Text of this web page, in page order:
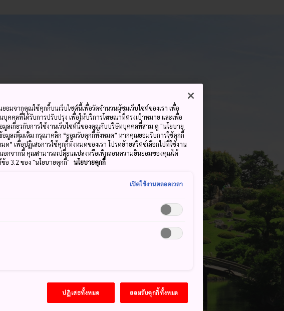
อมจากคุณใช้คุกกี้บนเว็บไซต์นี้เพื่อวัดจำนวนผู้ชมเว็บไซต์ของเรา เพื่อ
คคลที่ได้รับการปรับปรุง เพื่อให้บริการโฆษณาที่ตรงเป้าหมาย และเพื่อ
มูลเกี่ยวกับการใช้งานเว็บไซต์นี้ของคุณกับบริษัทบุคคลที่สาม ดู "นโยบาย
อมูลเพิ่มเติม กรุณาคลิก “ยอมรับคุกกี้ทั้งหมด” หากคุณยอมรับการใช้คุกกี้
” เพื่อปฏิเสธการใช้คุกกี้ทั้งหมดของเรา โปรดย้ายสวิตช์เลือกไปที่ใช้งาน
อกจากนี้ คุณสามารถเปลี่ยนแปลงหรือเพิกถอนความยินยอมของคุณได้
อ 3.2 ของ "นโยบายคุกกี้" นโยบายคุกกี้
เปิดใช้งานตลอดเวลา
ปฏิเสธทั้งหมด ยอมรับคุกกี้ทั้งหมด